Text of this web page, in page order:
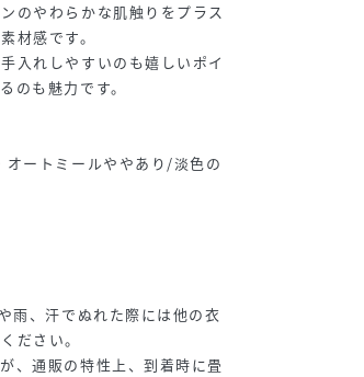
のやわらかな肌触りをプラス
材感です。
入れしやすいのも嬉しいポイ
のも魅力です。
ートミールややあり/淡色の
雨、汗でぬれた際には他の衣
ださい。
、通販の特性上、到着時に畳